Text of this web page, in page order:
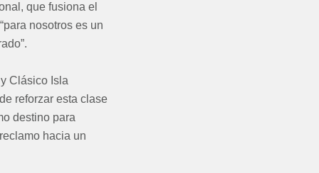
que fusiona el
nosotros es un
Clásico Isla
reforzar esta clase
destino para
hacia un